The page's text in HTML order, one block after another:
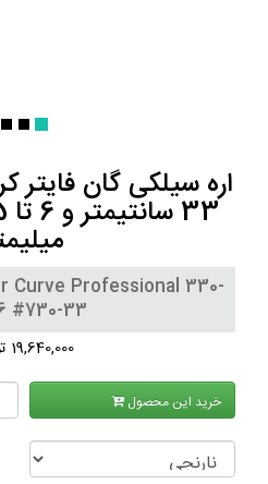
اره سیلکی گان فایتر
Curve Professional 330-
#730-33
19,640,000 تومان
خرید این محصول